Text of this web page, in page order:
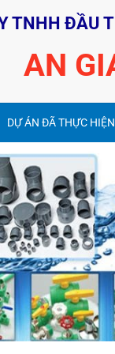
TNHH ĐẦU
AN
DỰ ÁN ĐÃ THỰC HIỆN